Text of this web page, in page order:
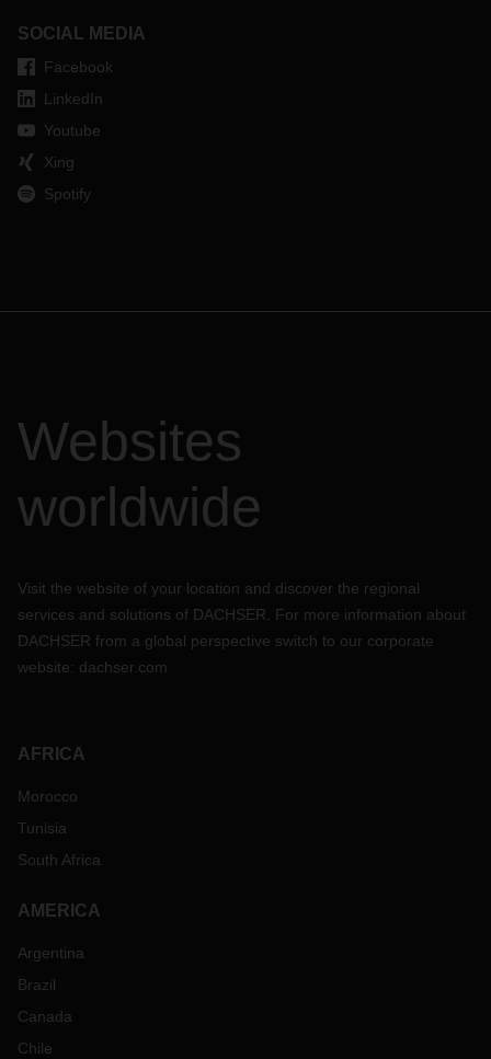
SOCIAL MEDIA
Facebook
LinkedIn
Youtube
Xing
Spotify
Websites
worldwide
Visit the website of your location and discover the regional
services and solutions of DACHSER. For more information about
DACHSER from a global perspective switch to our corporate
website: dachser.com
AFRICA
Morocco
Tunisia
South Africa
AMERICA
Argentina
Brazil
Canada
Chile